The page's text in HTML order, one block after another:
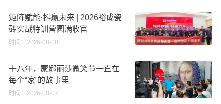
矩阵赋能·抖赢未来 | 2026裕成瓷
砖实战特训营圆满收官
时间：2026-08-08
十八年，蒙娜丽莎微笑节一直在
每个“家”的故事里
时间：2026-08-07